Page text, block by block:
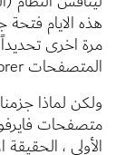
هذه الايام
مرة اخرى
المتصفحات Internet Explorer .
ولكن لماذا
متصفحات
الأولى ،